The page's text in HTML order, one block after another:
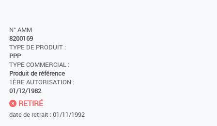
N° AMM
8200169
TYPE DE PRODUIT :
PPP
TYPE COMMERCIAL :
Produit de référence
1ÈRE AUTORISATION :
01/12/1982
RETIRÉ
date de retrait : 01/11/1992